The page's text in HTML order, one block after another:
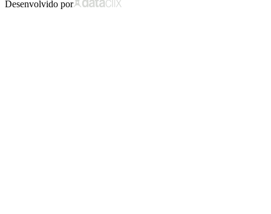
Desenvolvido por